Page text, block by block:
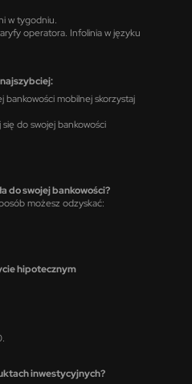
w tygodniu.
operatora. Infolinia w języku
mobilnej skorzystaj
do swojej bankowości
do swojej bankowości?
możesz odzyskać:
hipotecznym
inwestycyjnych?